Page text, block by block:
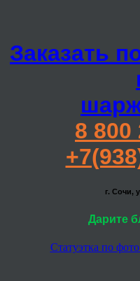
Заказать
8 800
г. Сочи,
Дарите
Статуэтка по